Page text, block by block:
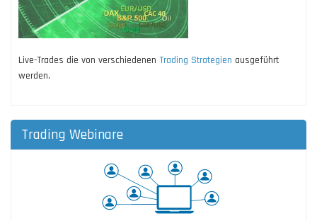
Live-Trades die von verschiedenen Trading Strategien ausgeführt
werden.
Trading Webinare